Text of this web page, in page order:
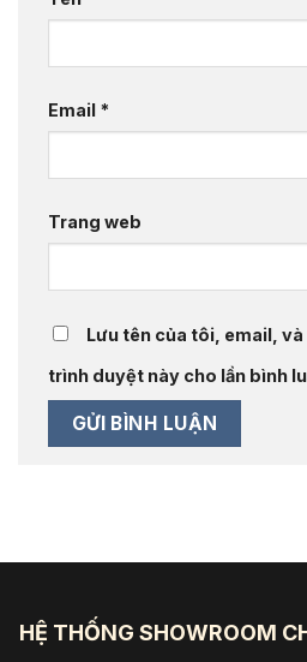
Email *
Trang web
Lưu tên của tôi, email,
trình duyệt này cho lần bình
HỆ THỐNG SHOWROOM